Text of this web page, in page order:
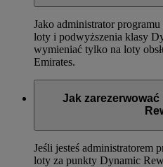
Jako administrator
loty i podwyższenia klasy
wymieniać tylko na loty
Emirates.
Jak
Jeśli jesteś administratorem
loty za punkty Dynamic